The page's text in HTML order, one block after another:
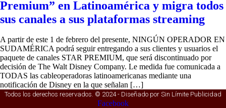
Premium” en Latinoamérica y migra todos
sus canales a sus plataformas streaming
A partir de este 1 de febrero del presente, NINGÚN OPERADOR EN
SUDAMÉRICA podrá seguir entregando a sus clientes y usuarios el
paquete de canales STAR PREMIUM, que será discontinuado por
decisión de The Walt Disney Company. Le medida fue comunicada a
TODAS las cableoperadoras latinoamericanas mediante una
notificación de Disney en la que señalan […]
Todos los derechos reservados. © 2024 - Diseñado por Sin Límite Publicidad
Facebook